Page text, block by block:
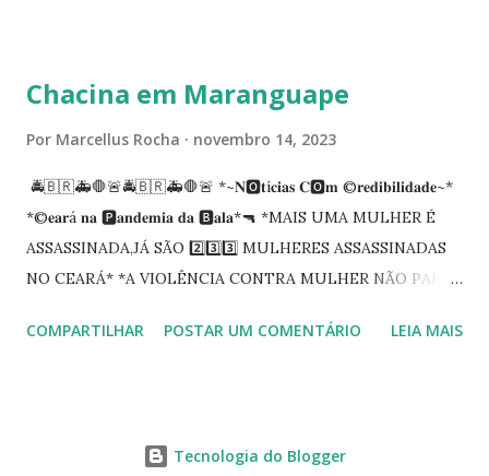
enquanto atuaram nesta instituição.
Chacina em Maranguape
Por Marcellus Rocha novembro 14, 2023
🚔🇧🇷🚑🛑🚨🚔🇧🇷🚑🛑🚨 *~𝐍🅾️𝐭í𝐜𝐢𝐚𝐬 𝐂🅾️𝐦 ©️𝐫𝐞𝐝𝐢𝐛𝐢𝐥𝐢𝐝𝐚𝐝𝐞~*
*©️𝐞𝐚𝐫á 𝐧𝐚 🅿️𝐚𝐧𝐝𝐞𝐦𝐢𝐚 𝐝𝐚 🅱️𝐚𝐥𝐚*🔫 *MAIS UMA MULHER É
ASSASSINADA,JÁ SÃO 2️⃣3️⃣3️⃣ MULHERES ASSASSINADAS
NO CEARÁ* *A VIOLÊNCIA CONTRA MULHER NÃO PARA
informações quarto pessoas foram executadas no Distrito
Tbm Amanari. Estavam em uma casa, onde foi invadida e
COMPARTILHAR POSTAR UM COMENTÁRIO LEIA MAIS
Tecnologia do Blogger